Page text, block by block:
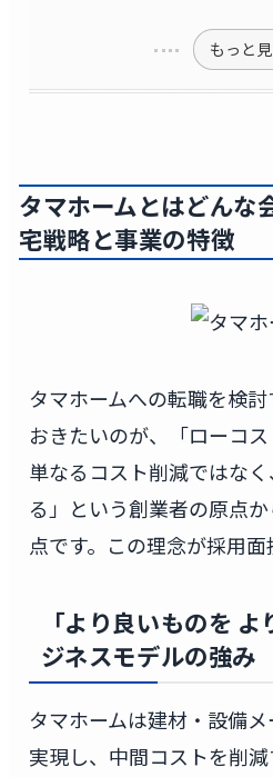
もっと
タマホームとはどんな
宅戦略と事業の特徴
タマホームへの転職を検
おきたいのが、「ローコ
単なるコスト削減ではな
る」という創業者の原点
点です。この理念が採用面
「より良いものを
ジネスモデルの強み
タマホームは建材・設備
実現し、中間コストを削